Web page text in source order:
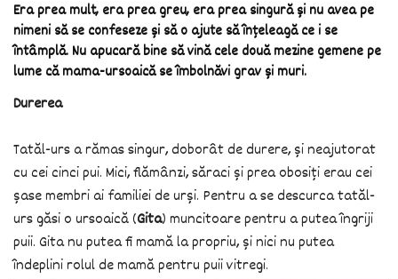
Era prea mult, era prea greu, era prea singură și nu avea pe
nimeni să se confeseze și să o ajute să înțeleagă ce i se
întâmplă. Nu apucară bine să vină cele două mezine gemene pe
lume că mama-ursoaică se îmbolnăvi grav și muri.
Durerea
Tatăl-urs a rămas singur, doborât de durere, și neajutorat
cu cei cinci pui. Mici, flămânzi, săraci și prea obosiți erau cei
șase membri ai familiei de urși. Pentru a se descurca tatăl-
urs găsi o ursoaică (Gita) muncitoare pentru a putea îngriji
puii. Gita nu putea fi mamă la propriu, și nici nu putea
îndeplini rolul de mamă pentru puii vitregi.